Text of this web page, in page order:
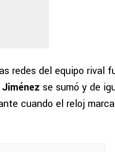
redes del equipo rival
Jiménez se sumó y de
cuando el reloj